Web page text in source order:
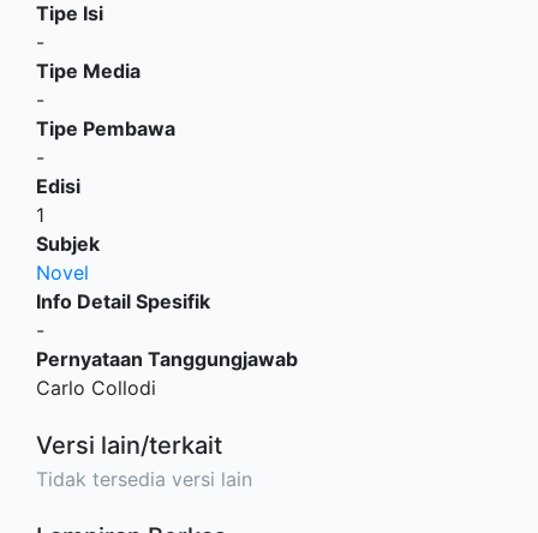
Tipe Isi
-
Tipe Media
-
Tipe Pembawa
-
Edisi
1
Subjek
Novel
Info Detail Spesifik
-
Pernyataan Tanggungjawab
Carlo Collodi
Versi lain/terkait
Tidak tersedia versi lain